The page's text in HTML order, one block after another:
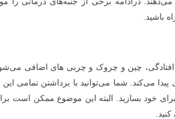
باشید.
افتادگی، چین و چروک و چربی های اضافی
می‌کند. شما می‌توانید با برداشتن تمامی
خود بسازید. البته این موضوع ممکن است